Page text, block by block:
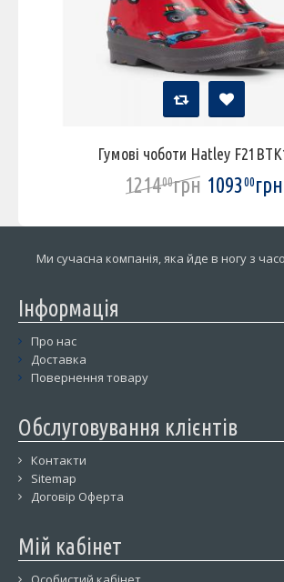
Гумові чоботи Hatley
121400грн 109300грн
Ми сучасна компанія, яка йде в ногу з
Інформація
Про нас
Доставка
Повернення товару
Обслуговування клієнтів
Контакти
Sitemap
Договір Оферта
Мій кабінет